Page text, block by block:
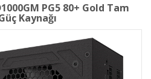
PG5 80+ Gold Tam
Kaynağı